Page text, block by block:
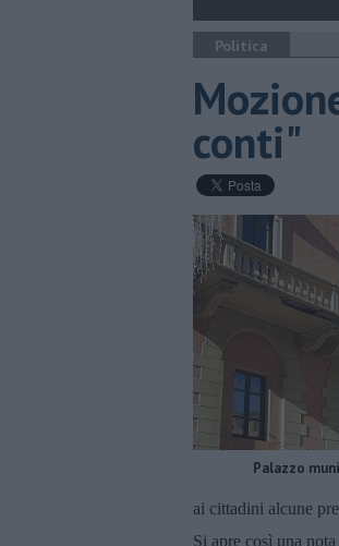
Politica
conti"
Palazzo
ai cittadini alcune
Si apre così una nota